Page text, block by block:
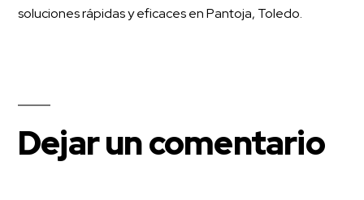
soluciones rápidas y eficaces en Pantoja, Toledo.
Dejar un comentario